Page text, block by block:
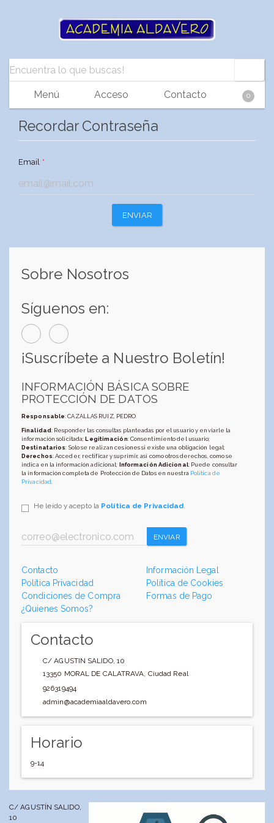
Menú Acceso Contacto 0
Recordar Contraseña
Email *
ENVIAR
Sobre Nosotros
Síguenos en:
¡Suscríbete a Nuestro Boletín!
INFORMACIÓN BÁSICA SOBRE
PROTECCIÓN DE DATOS
Responsable: CAZALLAS RUIZ, PEDRO
Finalidad: Responder las consultas planteadas por el usuario y enviarle la
información solicitada;Legitimación: Consentimiento del usuario;
Destinatarios: Solo se realizan cesiones si existe una obligación legal;
Derechos: Acceder, rectificar y suprimir, así como otros derechos, como se
indica en la información adicional; Información Adicional: Puede consultar
la información completa de Protección de Datos en nuestra Política de
Privacidad
He leído y acepto la Política de Privacidad.
ENVIAR
Contacto
Información Legal
Política Privacidad
Política de Cookies
Condiciones de Compra
Formas de Pago
¿Quienes Somos?
Contacto
C/ AGUSTIN SALIDO, 10
13350 MORAL DE CALATRAVA, Ciudad Real
926319494
admin@academiaaldavero.com
Horario
9-14
C/ AGUSTÍN SALIDO,
10